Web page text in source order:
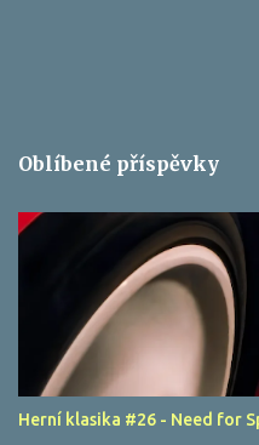
Oblíbené příspěvky
Herní klasika #26 - Need for